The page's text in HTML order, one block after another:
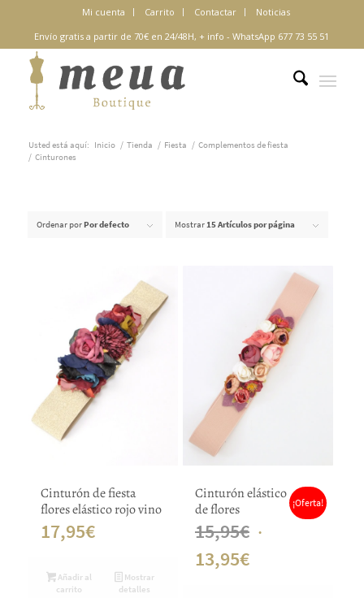
Mi cuenta Carrito Contactar
Noticias
Envío gratis a partir de 70€ en 24/48H, + info -WhatsApp 677 73 55 51
Usted está aquí: Inicio / Tienda / Fiesta / Complementos de fiesta
/ Cinturones
Ordenar porPor defecto Mostrar15 Artículos por página
Cinturón de fiesta
flores elástico rojo vino
17,95€
Añadir al
carrito
Mostrar
detalles
Cinturón elástico
de flores
15,95€ El
13,95€El
¡Oferta!